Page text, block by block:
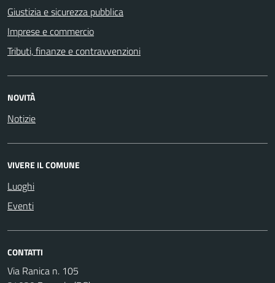
Giustizia e sicurezza pubblica
Imprese e commercio
Tributi, finanze e contravvenzioni
NOVITÀ
Notizie
VIVERE IL COMUNE
Luoghi
Eventi
CONTATTI
Via Ranica n. 105